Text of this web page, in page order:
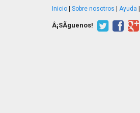
Inicio Sobre nosotros Ayuda
Â¡SÃ­guenos!